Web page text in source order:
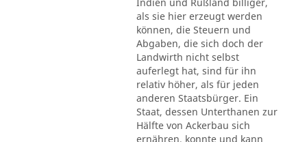
als sie hier erzeugt werden
können, die Steuern und
Abgaben, die sich doch der
Landwirth nicht selbst
auferlegt hat, sind für ihn
relativ höher, als für jeden
anderen Staatsbürger. Ein
Staat, dessen Unterthanen zur
Hälfte von Ackerbau sich
ernähren, konnte und kann